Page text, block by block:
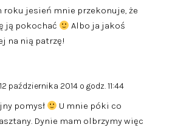
roku jesień mnie przekonuje, że
ją pokochać
Albo ja jakoś
na nią patrzę!
października 2014 o godz. 11:44
pomysł
U mnie póki co
Dynie mam olbrzymy więc